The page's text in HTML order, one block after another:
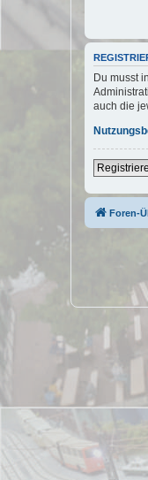
Du musst
auch die
Foren-